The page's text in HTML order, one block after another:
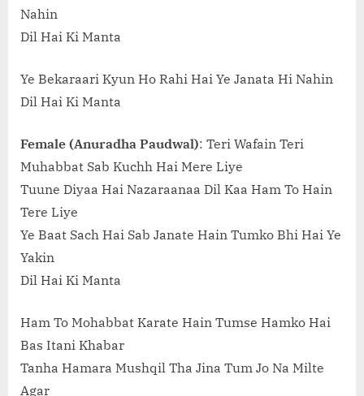
Nahin
Dil Hai Ki Manta
Ye Bekaraari Kyun Ho Rahi Hai Ye Janata Hi Nahin
Dil Hai Ki Manta
Female (Anuradha Paudwal): Teri Wafain Teri
Muhabbat Sab Kuchh Hai Mere Liye
Tuune Diyaa Hai Nazaraanaa Dil Kaa Ham To Hain
Tere Liye
Ye Baat Sach Hai Sab Janate Hain Tumko Bhi Hai Ye
Yakin
Dil Hai Ki Manta
Ham To Mohabbat Karate Hain Tumse Hamko Hai
Bas Itani Khabar
Tanha Hamara Mushqil Tha Jina Tum Jo Na Milte
Agar